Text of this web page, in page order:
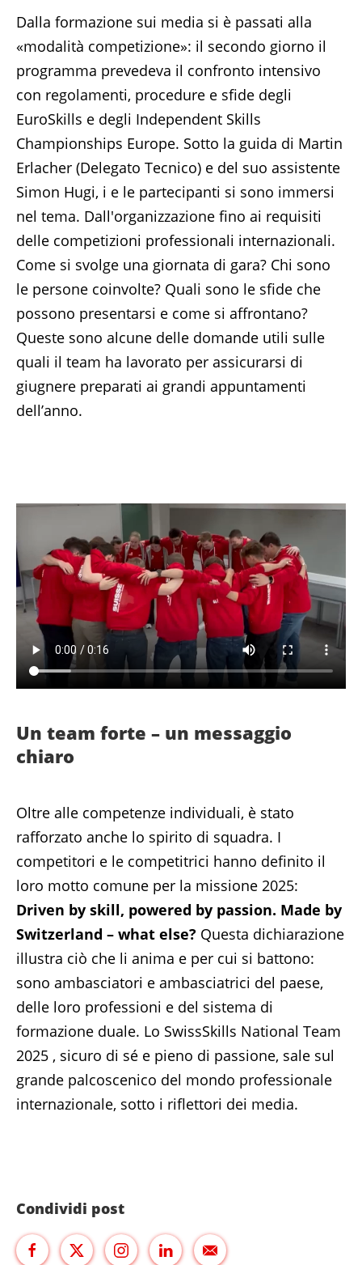
Dalla formazione sui media si è passati alla
«modalità competizione»: il secondo giorno il
programma prevedeva il confronto intensivo
con regolamenti, procedure e sfide degli
EuroSkills e degli Independent Skills
Championships Europe. Sotto la guida di Martin
Erlacher (Delegato Tecnico) e del suo assistente
Simon Hugi, i e le partecipanti si sono immersi
nel tema. Dall'organizzazione fino ai requisiti
delle competizioni professionali internazionali.
Come si svolge una giornata di gara? Chi sono
le persone coinvolte? Quali sono le sfide che
possono presentarsi e come si affrontano?
Queste sono alcune delle domande utili sulle
quali il team ha lavorato per assicurarsi di
giugnere preparati ai grandi appuntamenti
dell’anno.
Un team forte – un messaggio
chiaro
Oltre alle competenze individuali, è stato
rafforzato anche lo spirito di squadra. I
competitori e le competitrici hanno definito il
loro motto comune per la missione 2025:
Driven by skill, powered by passion. Made by
Switzerland – what else? Questa dichiarazione
illustra ciò che li anima e per cui si battono:
sono ambasciatori e ambasciatrici del paese,
delle loro professioni e del sistema di
formazione duale. Lo SwissSkills National Team
2025 , sicuro di sé e pieno di passione, sale sul
grande palcoscenico del mondo professionale
internazionale, sotto i riflettori dei media.
Condividi post